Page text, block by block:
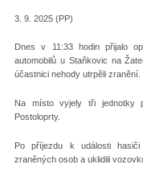
3. 9. 2025 (PP)
Dnes v 11:33 hodin přijalo
automobilů u Staňkovic na
účastnici nehody utrpěli zranění.
Na místo vyjely tři jednotky
Postoloprty.
Po příjezdu k události hasiči
zraněných osob a uklidili